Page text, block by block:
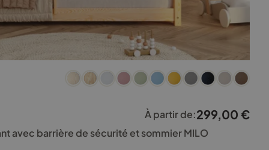
À partir de:299,00 €
avec barrière de sécurité et sommier MILO